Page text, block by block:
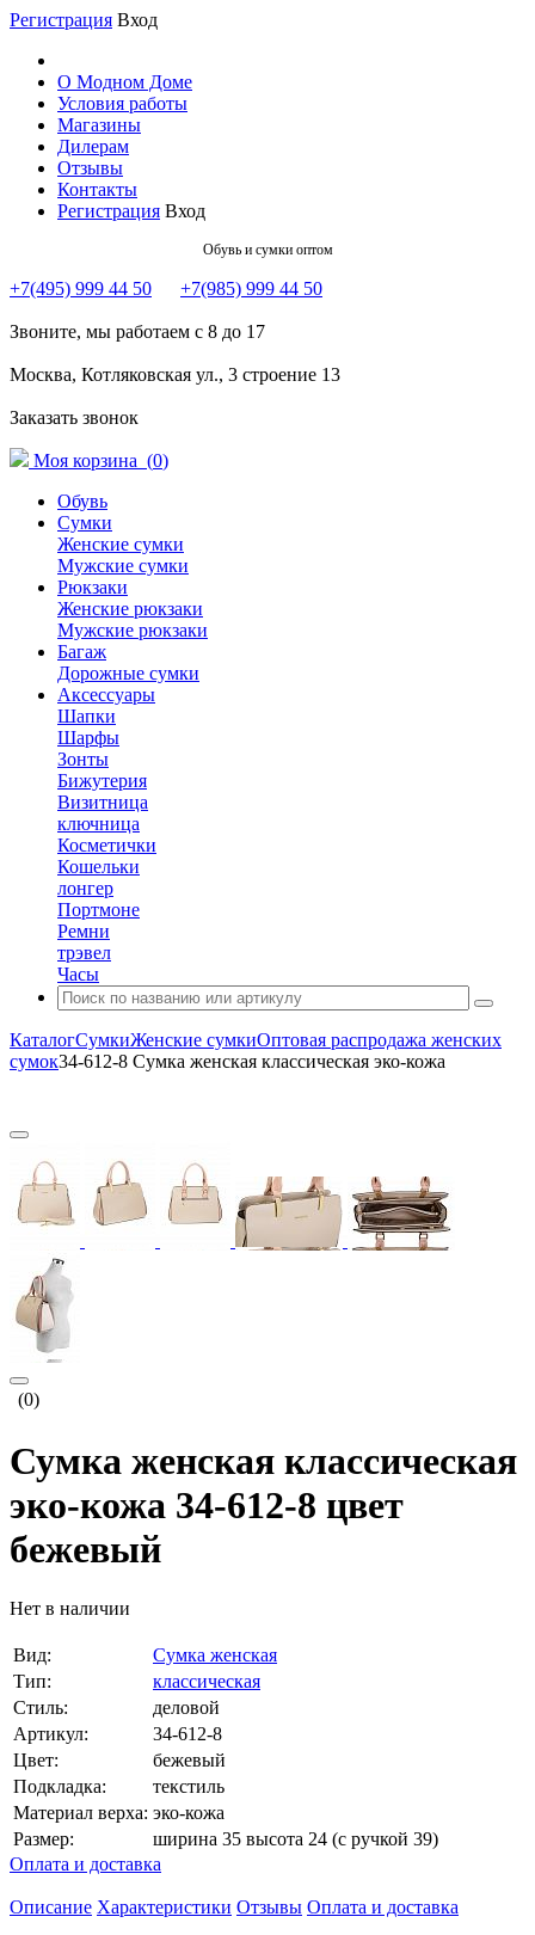
Регистрация Вход
О Модном Доме
Условия работы
Магазины
Дилерам
Отзывы
Контакты
Регистрация Вход
Обувь и сумки оптом
+7(495) 999 44 50 +7(985) 999 44 50
Звоните, мы работаем с 8 до 17
Москва, Котляковская ул., 3 строение 13
Заказать звонок
Моя корзина (0)
Обувь
Сумки
Женские сумки
Мужские сумки
Рюкзаки
Женские рюкзаки
Мужские рюкзаки
Багаж
Дорожные сумки
Аксессуары
Шапки
Шарфы
Зонты
Бижутерия
Визитница
ключница
Косметички
Кошельки
лонгер
Портмоне
Ремни
трэвел
Часы
КаталогСумкиЖенские сумкиОптовая распродажа женских
сумок34-612-8 Сумка женская классическая эко-кожа
(0)
Сумка женская классическая
эко-кожа 34-612-8 цвет
бежевый
Нет в наличии
Вид:
Сумка женская
Тип:
классическая
Стиль:
деловой
Артикул:
34-612-8
Цвет:
бежевый
Подкладка:
текстиль
Материал верха: эко-кожа
Размер:
ширина 35 высота 24 (с ручкой 39)
Оплата и доставка
Описание Характеристики Отзывы Оплата и доставка